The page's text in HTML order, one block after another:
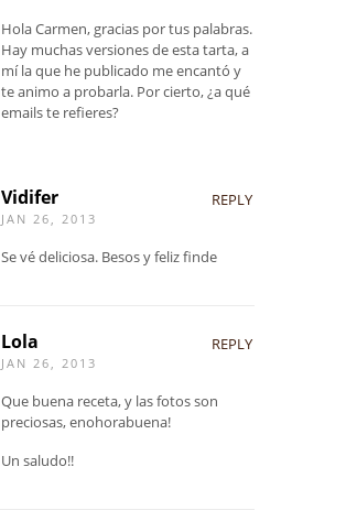
Hola Carmen, gracias por tus palabras.
Hay muchas versiones de esta tarta, a
mí la que he publicado me encantó y
te animo a probarla. Por cierto, ¿a qué
emails te refieres?
Vidifer
JAN 26, 2013
REPLY
Se vé deliciosa. Besos y feliz finde
Lola
JAN 26, 2013
REPLY
Que buena receta, y las fotos son
preciosas, enohorabuena!
Un saludo!!